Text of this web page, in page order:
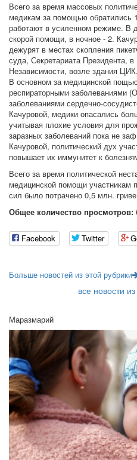
Всего за время массовых
медикам за помощью обратились
работают в усиленном режиме. В
скорой помощи, в ночное - 2.
дежурят в местах скопления
суда, Секретариата Президента,
Независимости, возле здания ЦИК.
В основном за медицинской
респираторными заболеваниями
заболеваниями сердечно-
Качуровой, медики опасались
учитывая плохие условия для
заразных заболеваний пока не
Качуровой, политический дух
повышает их иммунитет к
Всего за время политической
медицинской помощи участникам
сил было потрачено 0,5 млн.
Общее количество просмотров:
Facebook Twitter
Больше новостей из этой рубрики
все новости
Маразмарий